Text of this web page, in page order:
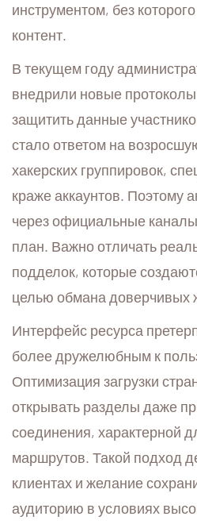
инструментом, без
контент.
В текущем году
внедрили новые
защитить данные
стало ответом на
хакерских группировок,
краже аккаунтов. Поэтому
через официальные
план. Важно отличать
подделок, которые
целью обмана доверчивых
Интерфейс ресурса
более дружелюбным к
Оптимизация загрузки
открывать разделы даже
соединения, характерной
маршрутов. Такой подход
клиентах и желание
аудиторию в условиях